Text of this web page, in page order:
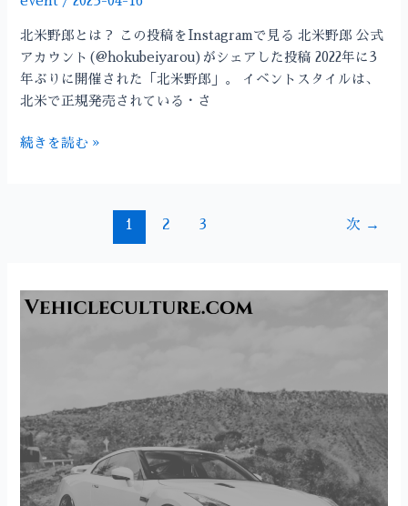
北米野郎とは？ この投稿をInstagramで見る 北米野郎 公式
アカウント(@hokubeiyarou)がシェアした投稿 2022年に3
年ぶりに開催された「北米野郎」。 イベントスタイルは、
北米で正規発売されている・さ
定！
続きを読む »
1 2 3 次 →